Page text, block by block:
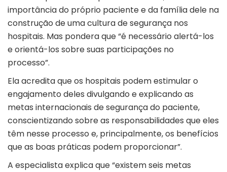
importância do próprio paciente e da família dele na
construção de uma cultura de segurança nos
hospitais. Mas pondera que “é necessário alertá-los
e orientá-los sobre suas participações no
processo”.
Ela acredita que os hospitais podem estimular o
engajamento deles divulgando e explicando as
metas internacionais de segurança do paciente,
conscientizando sobre as responsabilidades que eles
têm nesse processo e, principalmente, os benefícios
que as boas práticas podem proporcionar”.
A especialista explica que “existem seis metas